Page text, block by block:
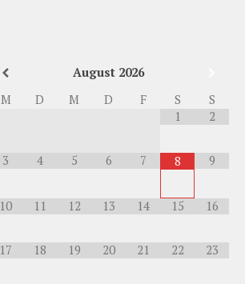
August 2026
M
D M D F S
S
1
2
3 4 5 6 7 8 9
10 11 12 13 14 15 16
17 18 19 20 21 22 23